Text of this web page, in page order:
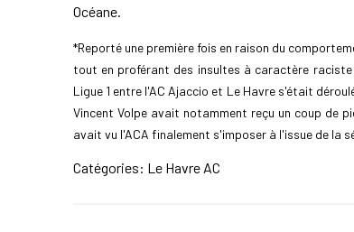
Océane.
*Reporté une première fois en raison du
tout en proférant des insultes à caractère
Ligue 1 entre l'AC Ajaccio et Le Havre s'était
Vincent Volpe avait notamment reçu un coup de
avait vu l'ACA finalement s'imposer à l'issue de la
Catégories: Le Havre AC